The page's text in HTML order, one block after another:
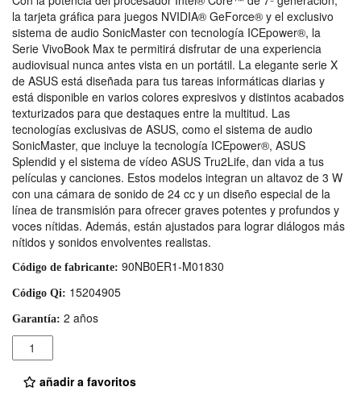
la tarjeta gráfica para juegos NVIDIA® GeForce® y el exclusivo
sistema de audio SonicMaster con tecnología ICEpower®, la
Serie VivoBook Max te permitirá disfrutar de una experiencia
audiovisual nunca antes vista en un portátil. La elegante serie X
de ASUS está diseñada para tus tareas informáticas diarias y
está disponible en varios colores expresivos y distintos acabados
texturizados para que destaques entre la multitud. Las
tecnologías exclusivas de ASUS, como el sistema de audio
SonicMaster, que incluye la tecnología ICEpower®, ASUS
Splendid y el sistema de vídeo ASUS Tru2Life, dan vida a tus
películas y canciones. Estos modelos integran un altavoz de 3 W
con una cámara de sonido de 24 cc y un diseño especial de la
línea de transmisión para ofrecer graves potentes y profundos y
voces nítidas. Además, están ajustados para lograr diálogos más
nítidos y sonidos envolventes realistas.
Código de fabricante: 90NB0ER1-M01830
Código Qi: 15204905
Garantía: 2 años
Cantidad
añadir a favoritos